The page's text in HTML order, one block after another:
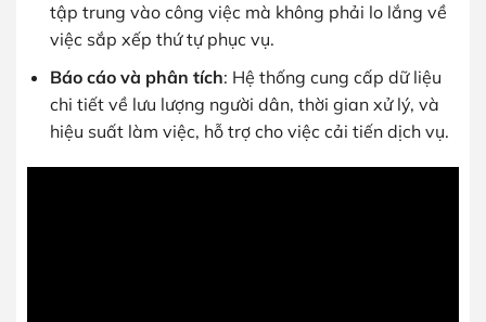
tập trung vào công việc mà không phải lo lắng về
việc sắp xếp thứ tự phục vụ.
Báo cáo và phân tích: Hệ thống cung cấp dữ liệu
chi tiết về lưu lượng người dân, thời gian xử lý, và
hiệu suất làm việc, hỗ trợ cho việc cải tiến dịch vụ.